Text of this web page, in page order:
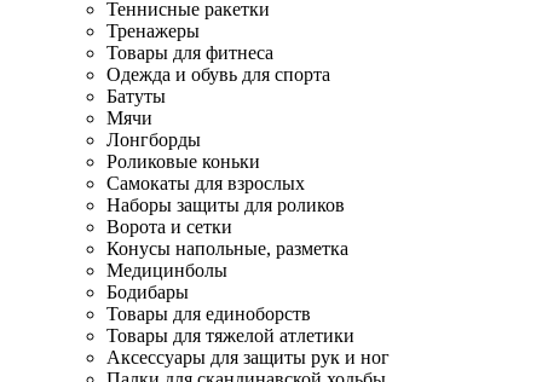
Теннисные ракетки
Тренажеры
Товары для фитнеса
Одежда и обувь для спорта
Батуты
Мячи
Лонгборды
Роликовые коньки
Самокаты для взрослых
Наборы защиты для роликов
Ворота и сетки
Конусы напольные, разметка
Медицинболы
Бодибары
Товары для единоборств
Товары для тяжелой атлетики
Аксессуары для защиты рук и ног